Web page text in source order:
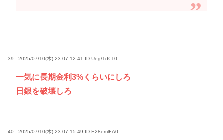
39 : 2025/07/10(木) 23:07:12.41 ID:Ueg/1dCT0
一気に長期金利3%くらいにしろ
日銀を破壊しろ
40 : 2025/07/10(木) 23:07:15.49 ID:E28emlEA0